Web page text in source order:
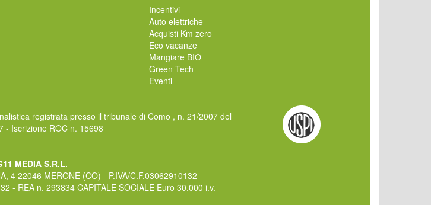
Incentivi
Auto elettriche
Acquisti Km zero
Eco vacanze
Mangiare BIO
Green Tech
Eventi
registrata presso il tribunale di Como , n. 21/2007 del
- Iscrizione ROC n. 15698
MEDIA S.R.L.
4 22046 MERONE (CO) - P.IVA/C.F.03062910132
- REA n. 293834 CAPITALE SOCIALE Euro 30.000 i.v.